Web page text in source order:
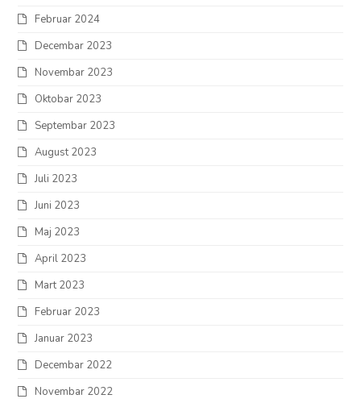
Februar 2024
Decembar 2023
Novembar 2023
Oktobar 2023
Septembar 2023
August 2023
Juli 2023
Juni 2023
Maj 2023
April 2023
Mart 2023
Februar 2023
Januar 2023
Decembar 2022
Novembar 2022